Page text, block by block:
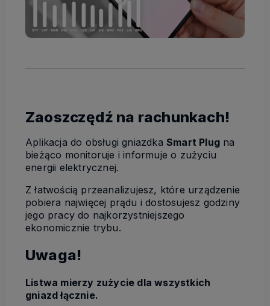
Zaoszczędź na rachunkach!
Aplikacja do obsługi gniazdka Smart Plug na
bieżąco monitoruje i informuje o zużyciu
energii elektrycznej.
Z łatwością przeanalizujesz, które urządzenie
pobiera najwięcej prądu i dostosujesz godziny
jego pracy do najkorzystniejszego
ekonomicznie trybu.
Uwaga!
Listwa mierzy zużycie dla wszystkich
gniazd łącznie.